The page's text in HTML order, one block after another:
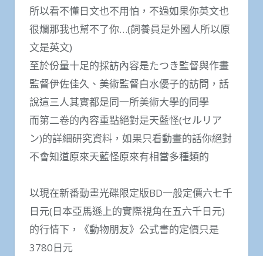
所以看不懂日文也不用怕，不過如果你英文也
很爛那我也幫不了你…(飼養員是外國人所以原
文是英文)
至於份量十足的採訪內容是たつき監督與作畫
監督伊佐佳久、美術監督白水優子的訪問，話
說這三人其實都是同一所美術大學的同學
而第二卷的內容重點絕對是天藍怪(セルリア
ン)的詳細研究資料，如果只看動畫的話你絕對
不會知道原來天藍怪原來有相當多種類的
以現在新番動畫光碟限定版BD一般定價六七千
日元(日本亞馬遜上的實際視角在五六千日元)
的行情下，《動物朋友》公式書的定價只是
3780日元